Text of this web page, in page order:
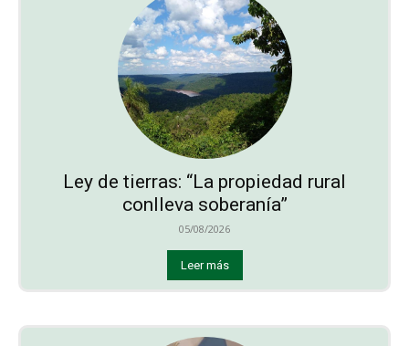
Ley de tierras: “La propiedad rural
conlleva soberanía”
05/08/2026
Leer más